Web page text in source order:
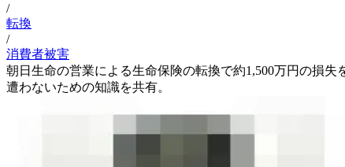
/
転換
/
消費者被害
朝日生命の営業による生命保険の転換で約1,500万円の損
遭わないための知識を共有。